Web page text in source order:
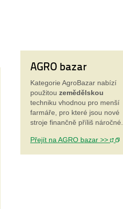
AGRO bazar
Kategorie AgroBazar nabízí
použitou zemědělskou
techniku vhodnou pro menší
farmáře, pro které jsou nové
stroje finančně příliš náročné.
Přejít na AGRO bazar >>